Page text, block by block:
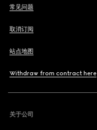
常见问题
取消订阅
站点地图
Withdraw from contract here
关于公司